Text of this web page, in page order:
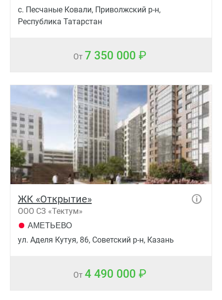
с. Песчаные Ковали, Приволжский р-н,
Республика Татарстан
От 7 350 000
ЖК «Открытие»
ООО СЗ «Тектум»
АМЕТЬЕВО
ул. Аделя Кутуя, 86, Советский р-н, Казань
От 4 490 000